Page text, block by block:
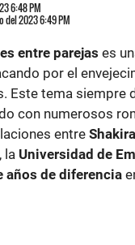
6:48 PM
del 2023 6:49 PM
entre parejas es
por el
Este tema siempre
con numerosos
entre
la Universidad de
años de diferencia